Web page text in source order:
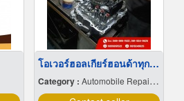
โอเวอร์ฮอลเกียร์ฮอนด้าทุกรุ่น
Category : Automobile Repairing & Service